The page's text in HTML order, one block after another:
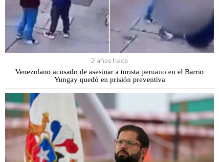
2 años hace
Venezolano acusado de asesinar a turista peruano en el Barrio
Yungay quedó en prisión preventiva